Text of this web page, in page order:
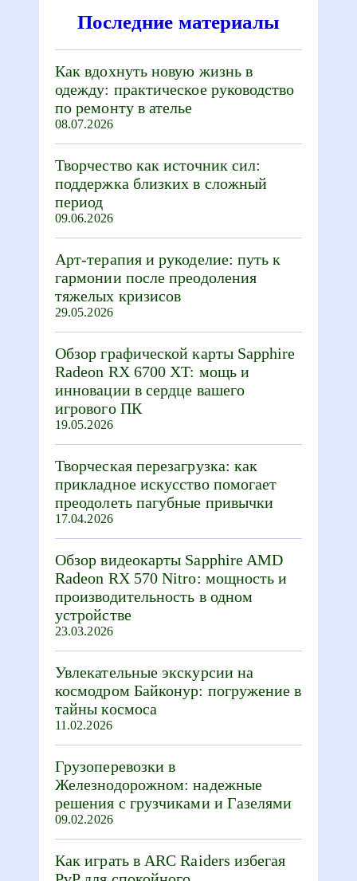
Последние материалы
Как вдохнуть новую жизнь в
одежду: практическое руководство
по ремонту в ателье
08.07.2026
Творчество как источник сил:
поддержка близких в сложный
период
09.06.2026
Арт-терапия и рукоделие: путь к
гармонии после преодоления
тяжелых кризисов
29.05.2026
Обзор графической карты Sapphire
Radeon RX 6700 XT: мощь и
инновации в сердце вашего
игрового ПК
19.05.2026
Творческая перезагрузка: как
прикладное искусство помогает
преодолеть пагубные привычки
17.04.2026
Обзор видеокарты Sapphire AMD
Radeon RX 570 Nitro: мощность и
производительность в одном
устройстве
23.03.2026
Увлекательные экскурсии на
космодром Байконур: погружение в
тайны космоса
11.02.2026
Грузоперевозки в
Железнодорожном: надежные
решения с грузчиками и Газелями
09.02.2026
Как играть в ARC Raiders избегая